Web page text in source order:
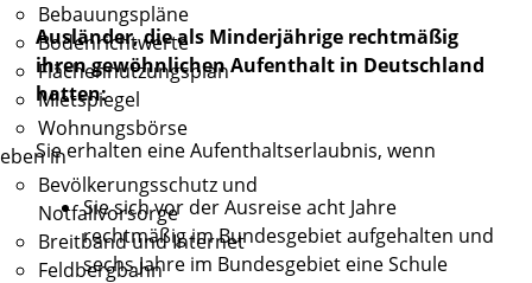
Bebauungspläne
Bodenrichtwerte
Flächennutzungsplan
Mietspiegel
Wohnungsbörse
in
Bevölkerungsschutz und
Notfallvorsorge
Breitband und Internet
Feldbergbahn
Ausländer, die als Minderjährige rechtmäßig
ihren gewöhnlichen Aufenthalt in Deutschland
hatten:
Sie erhalten eine Aufenthaltserlaubnis, wenn
Sie sich vor der Ausreise acht Jahre
rechtmäßig im Bundesgebiet aufgehalten und
sechs Jahre im Bundesgebiet eine Schule